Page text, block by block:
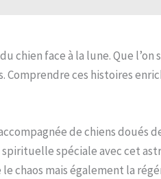
chien face à la lune. Que
ces histoires
de chiens doués
spéciale avec cet
chaos mais également la